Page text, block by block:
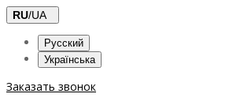
RU/UA
Русский
Українська
Заказать звонок